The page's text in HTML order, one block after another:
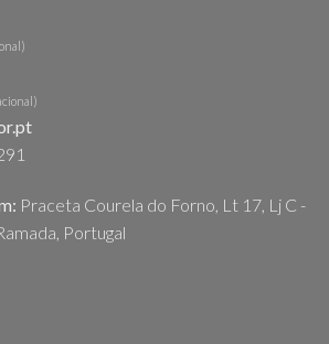
Praceta Courela do Forno, Lt 17, Lj C -
Portugal